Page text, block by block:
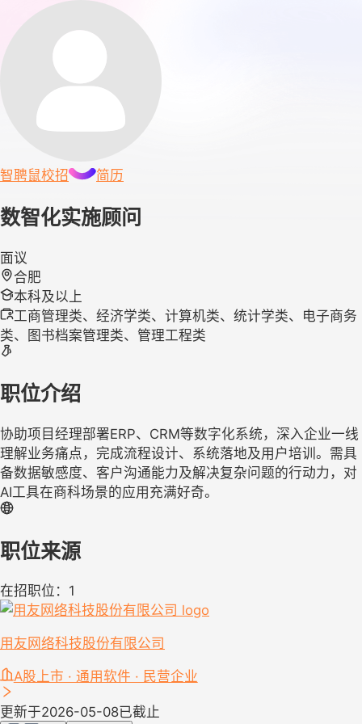
智聘鼠校招 简历
数智化实施顾问
面议
合肥
本科及以上
工商管理类、经济学类、计算机类、统计学类、电子商务
类、图书档案管理类、管理工程类
职位介绍
协助项目经理部署ERP、CRM等数字化系统，深入企业一线
理解业务痛点，完成流程设计、系统落地及用户培训。需具
备数据敏感度、客户沟通能力及解决复杂问题的行动力，对
AI工具在商科场景的应用充满好奇。
职位来源
在招职位：1
用友网络科技股份有限公司
A股上市 · 通用软件 · 民营企业
更新于2026-05-08已截止